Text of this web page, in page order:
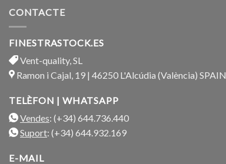
CONTACTE
FINESTRASTOCK.ES
Vent-quality, SL
Ramon i Cajal, 19 | 46250 L'Alcúdia (València) SPAIN
TELÈFON | WHATSAPP
Vendes: (+34) 644.736.440
Suport: (+34) 644.932.169
E-MAIL